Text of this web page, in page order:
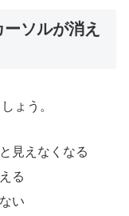
ソルが消え
ょう。
見えなくなる
る
い